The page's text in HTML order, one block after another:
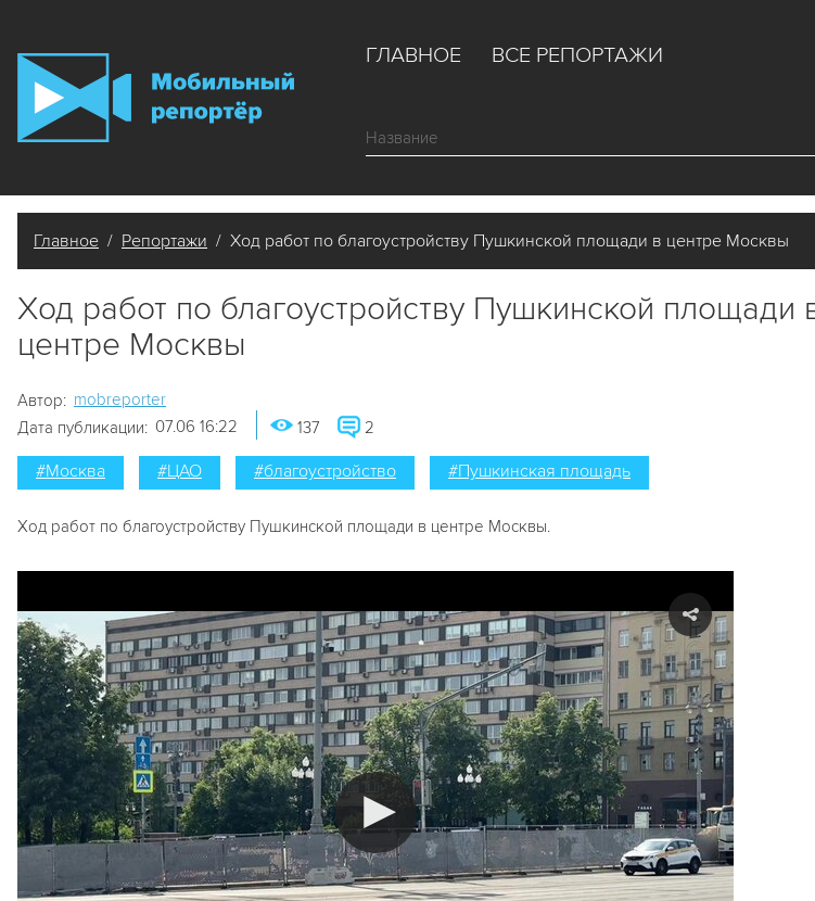
ГЛАВНОЕ ВСЕ РЕПОРТАЖИ
Главное / Репортажи / Ход работ по благоустройству Пушкинской площади в центре Москвы
Ход работ по благоустройству Пушкинской площади
центре Москвы
Автор: mobreporter
Дата публикации: 07.06 16:22 137 2
#Москва #ЦАО #благоустройство #Пушкинская площадь
Ход работ по благоустройству Пушкинской площади в центре Москвы.